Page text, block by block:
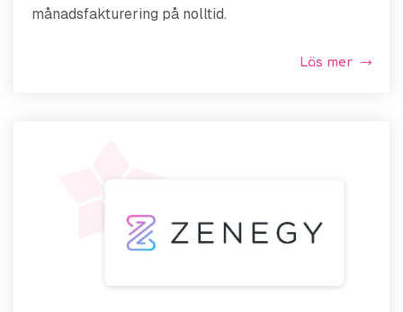
månadsfakturering på nolltid.
Läs mer